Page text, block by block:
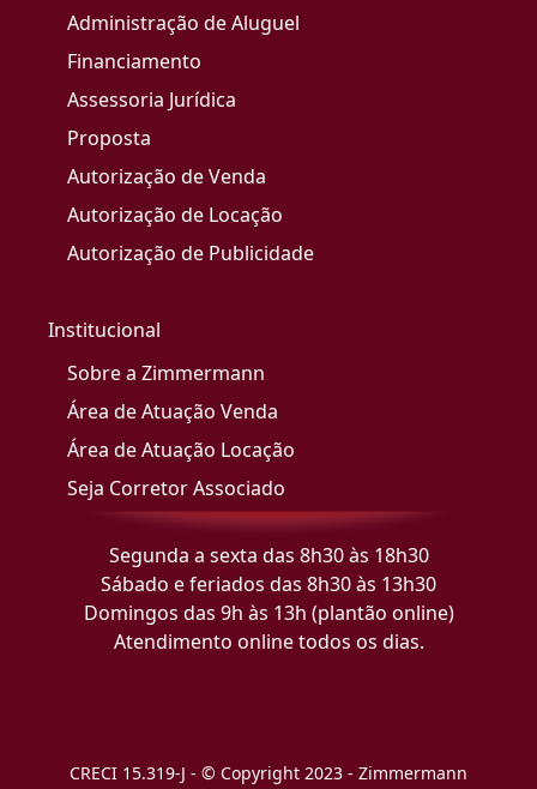
Administração de Aluguel
Financiamento
Assessoria Jurídica
Proposta
Autorização de Venda
Autorização de Locação
Autorização de Publicidade
Institucional
Sobre a Zimmermann
Área de Atuação Venda
Área de Atuação Locação
Seja Corretor Associado
Segunda a sexta das 8h30 às 18h30
Sábado e feriados das 8h30 às 13h30
Domingos das 9h às 13h (plantão online)
Atendimento online todos os dias.
CRECI 15.319-J - © Copyright 2023 - Zimmermann